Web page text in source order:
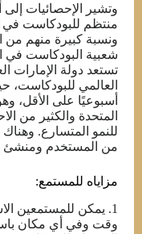
منتظم للبودكاست في
ونسبة كبيرة منهم من
شعبية البودكاست في
تستعد دولة الإمارات
أسبوعيًا على الأقل،
المتحدة والكثير من
للنمو المتسارع.
من المستخدم ومنشئ
مزاياه للمستمع:
1. يمكن للمستمعين
وقت وفي أي مكان